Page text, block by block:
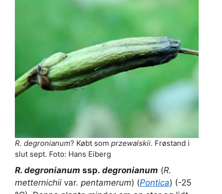
R. degronianum? Købt som przewalskii. Frøstand i
slut sept. Foto: Hans Eiberg
R. degronianum ssp. degronianum (R.
metternichii var. pentamerum) (Pontica) (-25